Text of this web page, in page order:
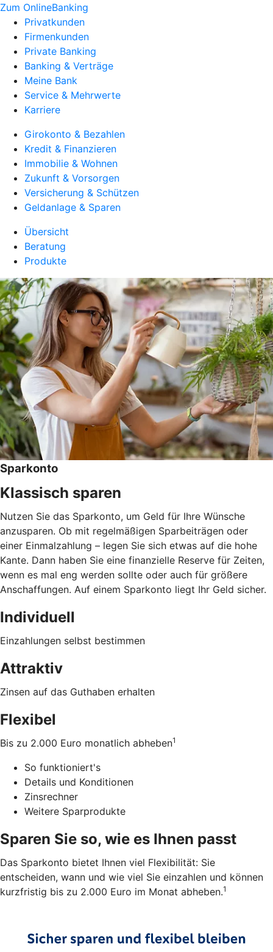
Zum OnlineBanking
Privatkunden
Firmenkunden
Private Banking
Banking & Verträge
Meine Bank
Service & Mehrwerte
Karriere
Girokonto & Bezahlen
Kredit & Finanzieren
Immobilie & Wohnen
Zukunft & Vorsorgen
Versicherung & Schützen
Geldanlage & Sparen
Übersicht
Beratung
Produkte
Sparkonto
Klassisch sparen
Nutzen Sie das Sparkonto, um Geld für Ihre Wünsche
anzusparen. Ob mit regelmäßigen Sparbeiträgen oder
einer Einmalzahlung – legen Sie sich etwas auf die hohe
Kante. Dann haben Sie eine finanzielle Reserve für Zeiten,
wenn es mal eng werden sollte oder auch für größere
Anschaffungen. Auf einem Sparkonto liegt Ihr Geld sicher.
Individuell
Einzahlungen selbst bestimmen
Attraktiv
Zinsen auf das Guthaben erhalten
Flexibel
Bis zu 2.000 Euro monatlich abheben1
So funktioniert's
Details und Konditionen
Zinsrechner
Weitere Sparprodukte
Sparen Sie so, wie es Ihnen passt
Das Sparkonto bietet Ihnen viel Flexibilität: Sie
entscheiden, wann und wie viel Sie einzahlen und können
kurzfristig bis zu 2.000 Euro im Monat abheben.1